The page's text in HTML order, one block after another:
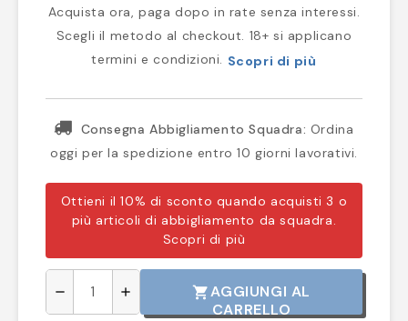
Acquista ora, paga dopo in rate senza interessi.
Scegli il metodo al checkout. 18+ si applicano
termini e condizioni. Scopri di più
Consegna Abbigliamento Squadra: Ordina
oggi per la spedizione entro 10 giorni lavorativi.
Ottieni il 10% di sconto quando acquisti 3 o
più articoli di abbigliamento da squadra.
Scopri di più
remove add shopping_cartAGGIUNGI AL
CARRELLO